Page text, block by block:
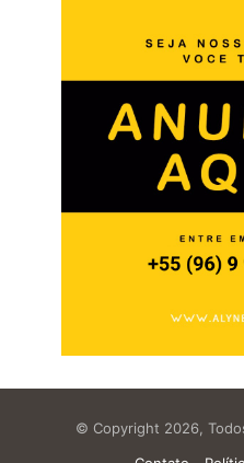
© Copyright 2026,